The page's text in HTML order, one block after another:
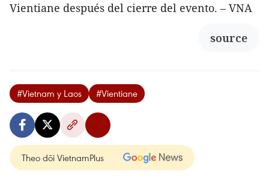
Vientiane después del cierre del evento. – VNA
source
#Vietnam y Laos #Vientiane
Theo dõi VietnamPlus